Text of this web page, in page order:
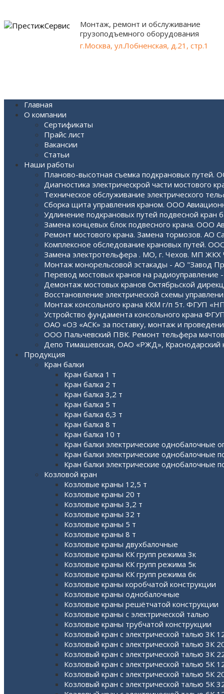
Монтаж, ремонт и обслуживание
грузоподъемного оборудования
г.Москва, ул.Лобненская, д.21, стр.1
Главная
О компании
Сертификаты
Прайс лист
Вакансии
Статьи
Наши работы
Планово-высотная съемка подкрановых путей.
Диагностика электрическрой части
Техническое обслуживание электрического
Сборка щита управления краном. ООО
Удлинение подкрановых путей подвесной кран
Замена концевых блок подвесного крана. ООО
Ремонт мостового крана. Замена тормозов. АО
Комплексное обследование крановых путей.
Замена электротельфера . МО, г. Чехов. МП ЖКХ
Монтаж монорельсовой эстакады - АО "Завод
Перевод мостовых кранов на
Демонтаж мостовых кранов Октябрьской
Восстановление электрической схемы
Монтаж консольного крана ККМ г/п 5т. ФГУП
Устройство фундамента консольного крана
ОАО «ОЗ «АСК» за поставку, монтаж и
ООО Пальчевский ПВК. Ремонт тельфера
Депо Тимашевская, ОАО «РЖД», Краснодарский
Продукция
Кран балки
Кран балка 1 т
Кран балка 2 т
Кран балка 3,2 т
Кран балка 5 т
Кран балка 6,3 т
Кран балка 8 т
Кран балка 10 т
Кран балки электрические однобалочные
Кран балки электрические однобалочные
Кран балки электрические однобалочные
Козловой кран
Козловые краны 12,5 т
Козловые краны 20 т
Козловые краны 3,2 т
Козловые краны 32 т
Козловые краны 5 т
Козловые краны 8 т
Козловые краны двухбалочные
Козловые краны КК групп режима 3к
Козловые краны КК групп режима 5к
Козловые краны КК групп режима 6к
Козловые краны коробчатой конструкции
Козловые краны однобалочные
Козловые краны решётчатой конструкции
Козловые краны с электрической талью
Козловые краны трубчатой конструкции
Козловый кран с электрической талью 3К
Козловый кран с электрической талью 3К
Козловый кран с электрической талью 3К
Козловый кран с электрической талью 5К
Козловый кран с электрической талью 5К
Козловый кран с электрической талью 5К